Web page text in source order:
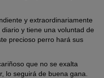
y extraordinariamente
y tiene una voluntad de
precioso perro hará sus
que no se exalta
lo seguirá de buena gana.